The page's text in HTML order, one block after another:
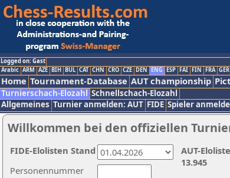
Logged on: Gast
Arabic ARM AZE BIH BUL CAT CHN CRO CZE DEN ENG ESP FAI FIN FRA GER
Home Tournament-Database AUT championship
Turnierschach-Elozahl Schnellschach-Elozahl
Allgemeines Turnier anmelden: AUT FIDE Spieler
Willkommen bei den offiziellen
Personennummer
AUT-
13.945
FIDE-Elolisten Stand